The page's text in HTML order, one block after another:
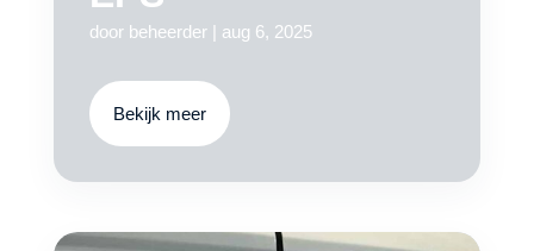
door beheerder| aug 6, 2025
Bekijk meer